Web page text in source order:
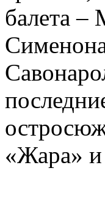
балета –
«Жара» и